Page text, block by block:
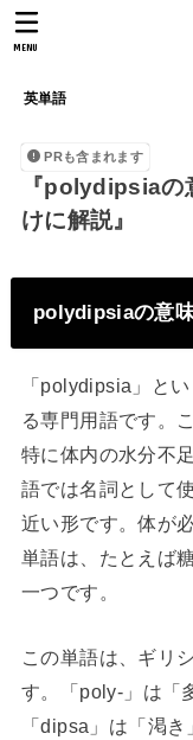
英単語
MENU
PRも含まれます
『polydipsiaの
けに解説』
polydipsiaの意
「polydipsia」と
る専門用語です。
特に体内の水分不
語では名詞として
近い形です。体が
単語は、たとえば
一つです。
この単語は、ギリ
す。「poly-」は「
「dipsa」は「渇